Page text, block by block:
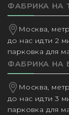
ФАБРИКА НА
Москва,
до нас идти 2
парковка для
ФАБРИКА НА
Москва,
до нас идти 3
парковка для